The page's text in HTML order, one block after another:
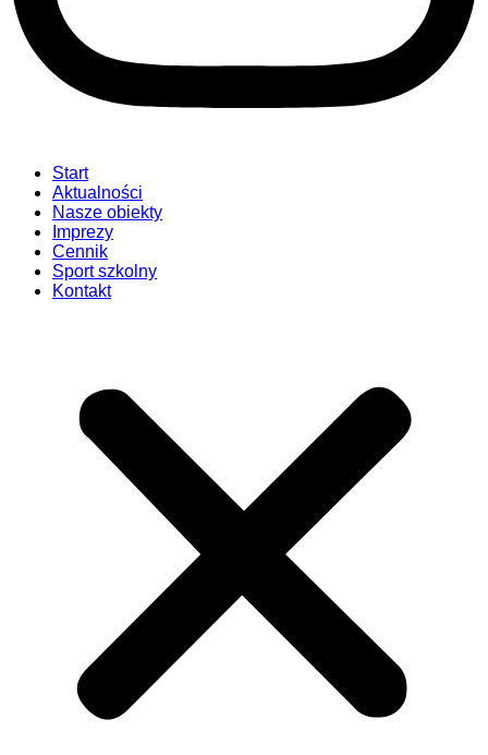
Start
Aktualności
Nasze obiekty
Imprezy
Cennik
Sport szkolny
Kontakt